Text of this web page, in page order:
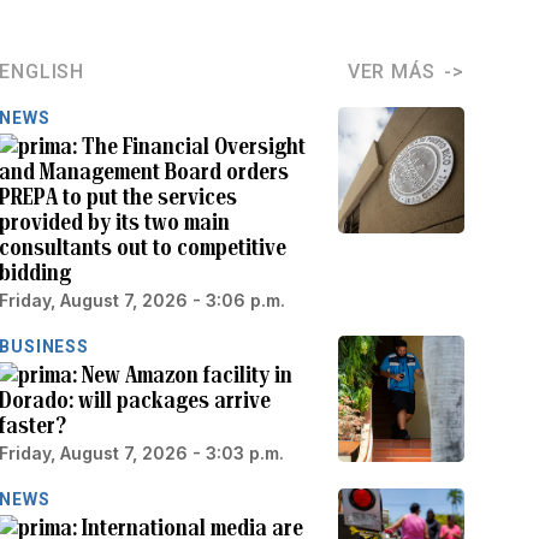
ENGLISH VER MÁS
NEWS
The Financial Oversight
and Management Board orders
PREPA to put the services
provided by its two main
consultants out to competitive
bidding
Friday, August 7, 2026 - 3:06 p.m.
BUSINESS
New Amazon facility in
Dorado: will packages arrive
faster?
Friday, August 7, 2026 - 3:03 p.m.
NEWS
International media are